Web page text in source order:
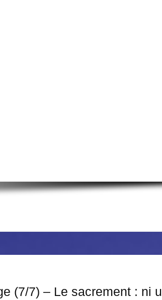
(7/7) – Le sacrement : ni